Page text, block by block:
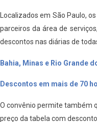
Localizados em São Paulo,
parceiros da área de
descontos nas diárias de
Bahia, Minas e Rio Grande
Descontos em mais de 70
O convênio permite também
preço da tabela com